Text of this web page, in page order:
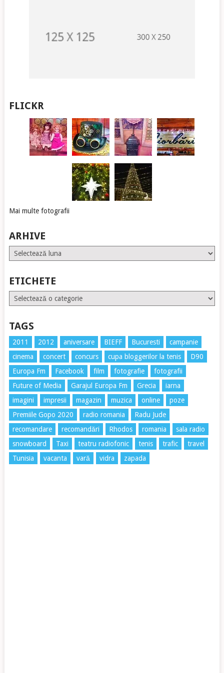
FLICKR
Mai multe fotografii
ARHIVE
Arhive
ETICHETE
Etichete
TAGS
2011 2012 aniversare BIEFF Bucuresti
campanie
cinema
concert concurs cupa bloggerilor la tenis
D90
Europa Fm
Facebook film fotografie
fotografii
Future of Media
Garajul Europa Fm Grecia
iarna
imagini
impresii magazin muzica online
poze
Premiile Gopo 2020
radio romania
Radu Jude
recomandare
recomandări Rhodos romania
sala radio
snowboard
Taxi teatru radiofonic tenis trafic
travel
Tunisia
vacanta vară vidra zapada